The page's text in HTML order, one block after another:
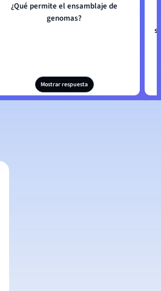
¿Qué permite el ensamblaje de
genomas?
Mostrar respuesta